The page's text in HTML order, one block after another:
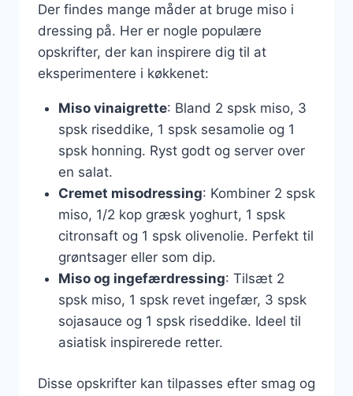
Der findes mange måder at bruge miso i
dressing på. Her er nogle populære
opskrifter, der kan inspirere dig til at
eksperimentere i køkkenet:
Miso vinaigrette: Bland 2 spsk miso, 3
spsk riseddike, 1 spsk sesamolie og 1
spsk honning. Ryst godt og server over
en salat.
Cremet misodressing: Kombiner 2 spsk
miso, 1/2 kop græsk yoghurt, 1 spsk
citronsaft og 1 spsk olivenolie. Perfekt til
grøntsager eller som dip.
Miso og ingefærdressing: Tilsæt 2
spsk miso, 1 spsk revet ingefær, 3 spsk
sojasauce og 1 spsk riseddike. Ideel til
asiatisk inspirerede retter.
Disse opskrifter kan tilpasses efter smag og